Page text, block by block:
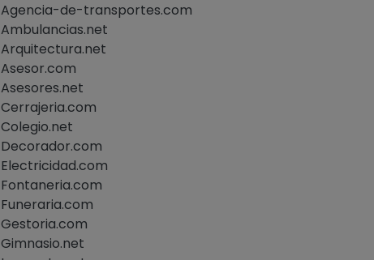
Agencia-de-transportes.com
Ambulancias.net
Arquitectura.net
Asesor.com
Asesores.net
Cerrajeria.com
Colegio.net
Decorador.com
Electricidad.com
Fontaneria.com
Funeraria.com
Gestoria.com
Gimnasio.net